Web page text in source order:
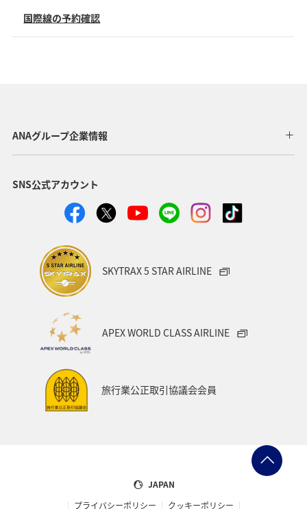
経由地および乗り継ぎ所要時間を追加する
日付を選択
時間帯指定なし
経由地および乗り継ぎ所要時間を追加する
1人
・表示金額は選択いただいた条件でのもっともおトクな運賃とな
ります。
・「＊」は現在金額が確認できない都市・日付となります。空席
航空保険特別料金
その他の各種税金、料金などが含まれます。発券時に再計算する
・複数空港がある都市においては、複数空港の中でのおトクな運
国際線の予約確認
ANAグループ企業情報
SNS公式アカウント
SKYTRAX 5 STAR AIRLINE
APEX WORLD CLASS AIRLINE
旅行業公正取引協議会会員
JAPAN
プライバシーポリシー
クッキーポリシー